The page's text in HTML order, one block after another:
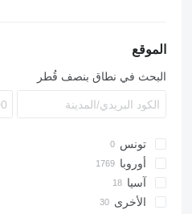
ESC
ESD
FM
FV-X
LTX
OPX
SXD
الموقع
البحث في نطاق بنصف قُطر
تونس
أوروبا
هولندا
آسيا
تركيا
الأخرى